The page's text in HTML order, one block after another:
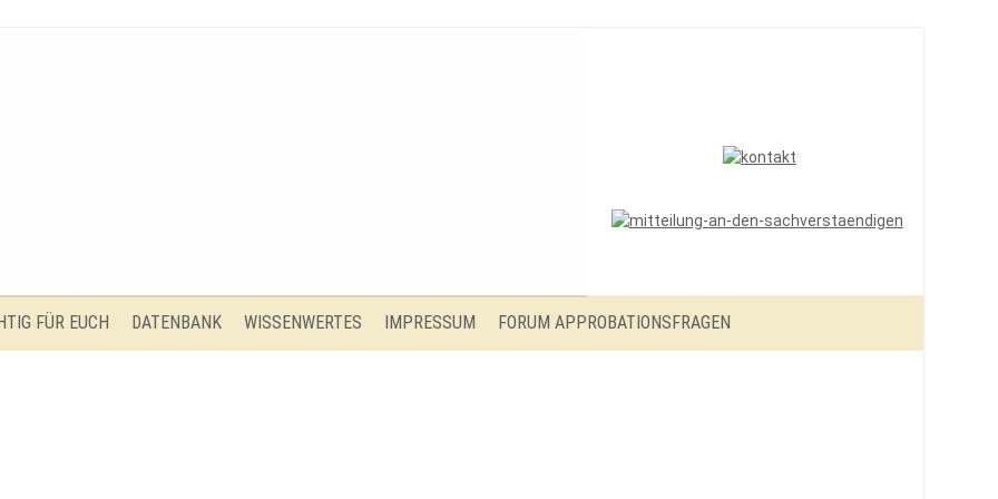
FÜR EUCH DATENBANK WISSENWERTES IMPRESSUM FORUM APPROBATIONSFRAGEN